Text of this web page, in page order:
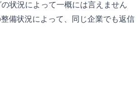
状況によって一概には言えません
備状況によって、同じ企業でも返信